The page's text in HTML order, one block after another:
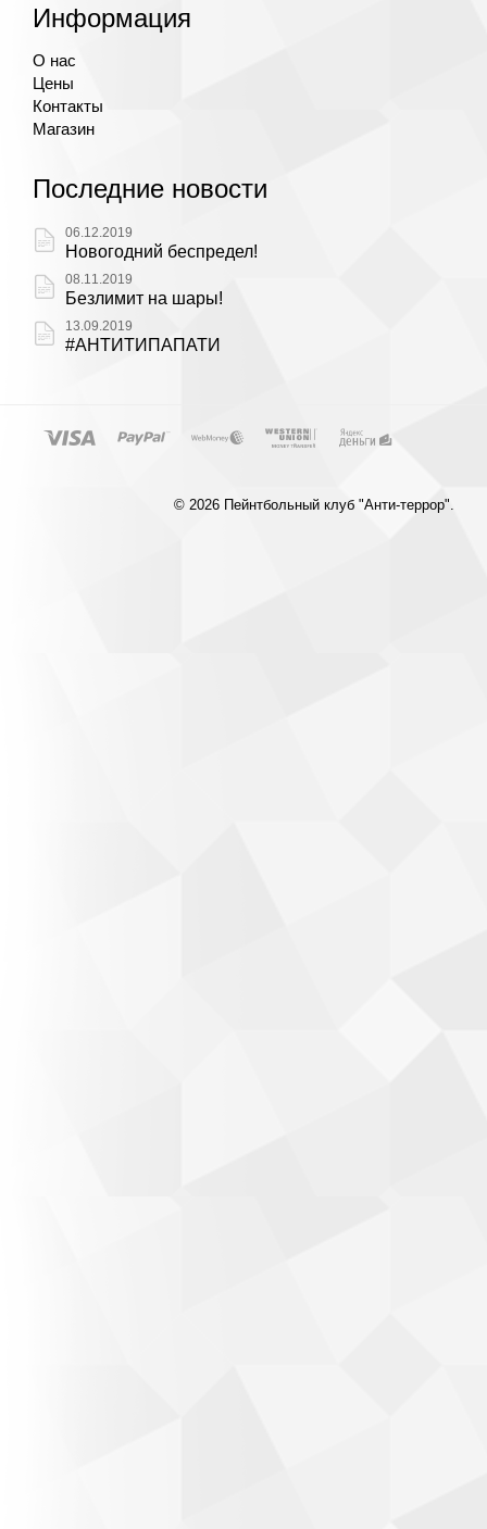
Информация
О нас
Цены
Контакты
Магазин
Последние новости
06.12.2019
Новогодний беспредел!
08.11.2019
Безлимит на шары!
13.09.2019
#АНТИТИПАПАТИ
© 2026 Пейнтбольный клуб "Анти-террор".